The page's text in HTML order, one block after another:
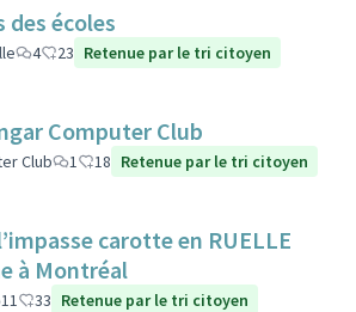
des écoles
4 23 Retenue par le tri citoyen
Computer Club
Club 1 18 Retenue par le tri citoyen
carotte en RUELLE
à Montréal
11 33 Retenue par le tri citoyen